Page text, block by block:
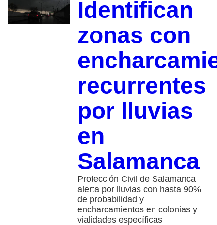
Identifican
zonas con
recurrentes
por lluvias
en
Salamanca
Protección Civil de Salamanca
alerta por lluvias con hasta 90%
de probabilidad y
encharcamientos en colonias y
vialidades específicas